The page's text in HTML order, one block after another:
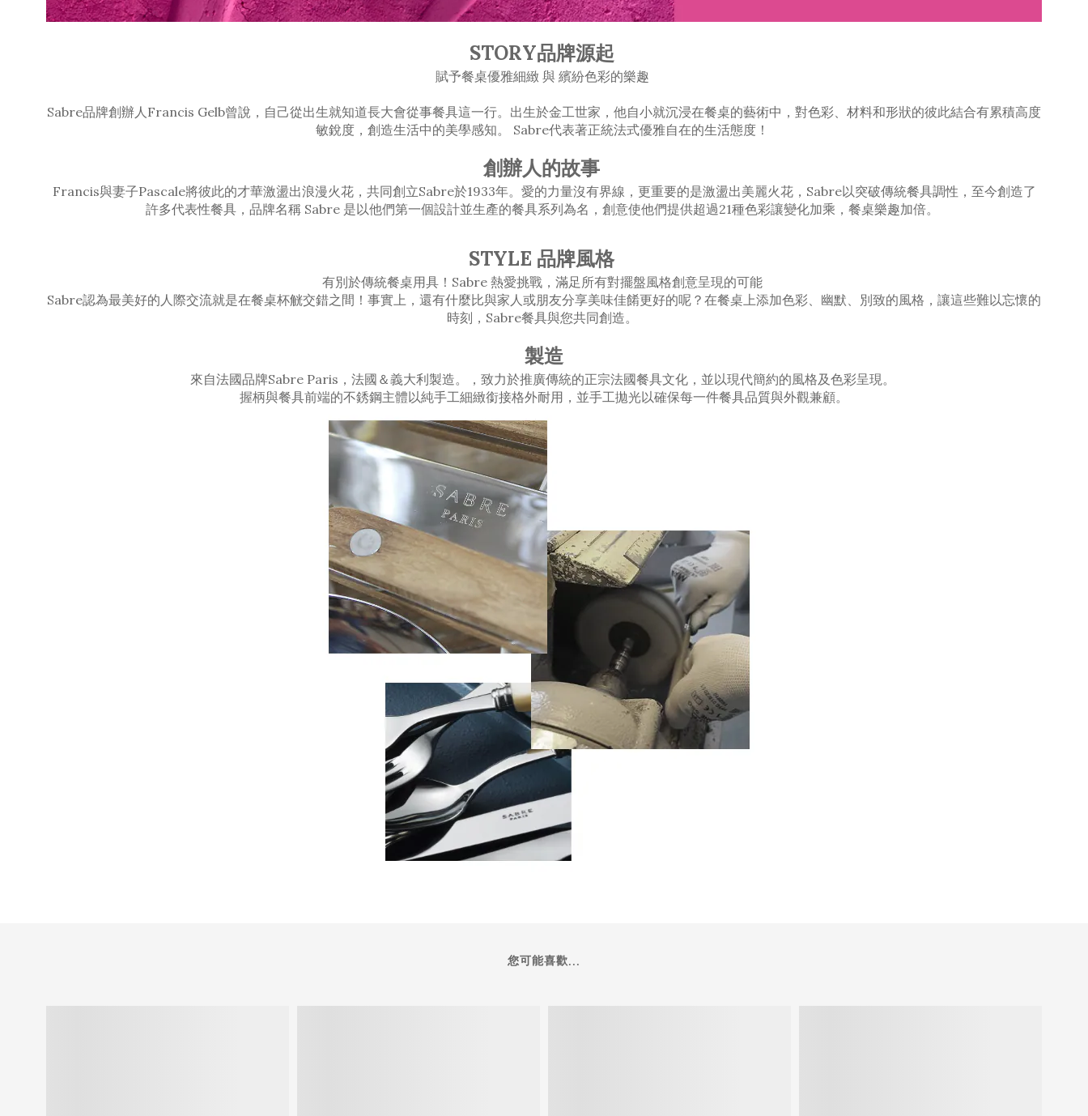
STORY品牌源起
賦予餐桌優雅細緻 與 繽紛色彩的樂趣
Sabre品牌創辦人Francis Gelb曾說，自己從出生就知道長大會從事餐具這一行。出生於金工世家，他自小就沉浸在餐桌的藝術中，對色彩、材料和形狀的彼此結合有累積高度
敏銳度，創造生活中的美學感知。 Sabre代表著正統法式優雅自在的生活態度！
創辦人的故事
Francis與妻子Pascale將彼此的才華激盪出浪漫火花，共同創立Sabre於1933年。愛的力量沒有界線，更重要的是激盪出美麗火花，Sabre以突破傳統餐具調性，至今創造了
許多代表性餐具，品牌名稱 Sabre 是以他們第一個設計並生產的餐具系列為名，創意使他們提供超過21種色彩讓變化加乘，餐桌樂趣加倍。
STYLE 品牌風格
有別於傳統餐桌用具！Sabre 熱愛挑戰，滿足所有對擺盤風格創意呈現的可能
Sabre認為最美好的人際交流就是在餐桌杯觥交錯之間！事實上，還有什麼比與家人或朋友分享美味佳餚更好的呢？在餐桌上添加色彩、幽默、別致的風格，讓這些難以忘懷的
時刻，Sabre餐具與您共同創造。
製造
來自法國品牌Sabre Paris，法國＆義大利製造。，致力於推廣傳統的正宗法國餐具文化，並以現代簡約的風格及色彩呈現。
握柄與餐具前端的不銹鋼主體以純手工細緻銜接格外耐用，並手工拋光以確保每一件餐具品質與外觀兼顧。
您可能喜歡...